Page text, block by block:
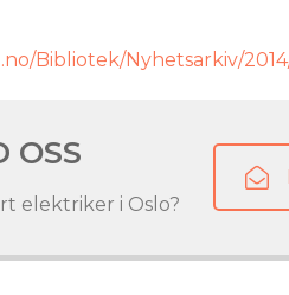
Bibliotek/Nyhetsarkiv/
OSS
elektriker i Oslo?